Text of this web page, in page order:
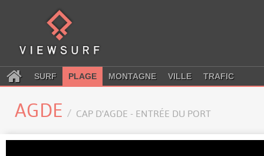
SURF PLAGE MONTAGNE VILLE TRAFIC
AGDE CAP D'AGDE - ENTRÉE DU PORT